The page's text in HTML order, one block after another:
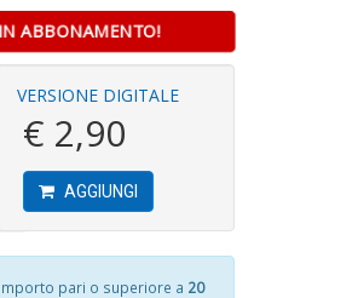
ABBONAMENTO!
VERSIONE DIGITALE
€ 2,90
AGGIUNGI
pari o superiore a 20